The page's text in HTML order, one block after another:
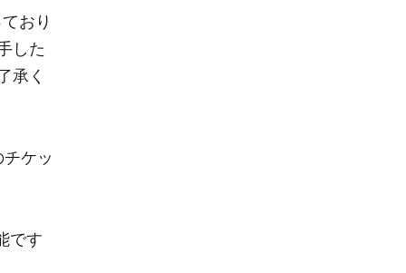
おり
した
承く
ケッ
です